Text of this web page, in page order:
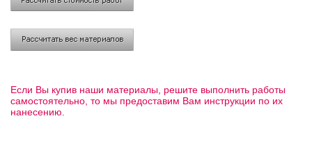
Если Вы купив наши материалы, решите выполнить работы
самостоятельно, то мы предоставим Вам инструкции по их
нанесению.